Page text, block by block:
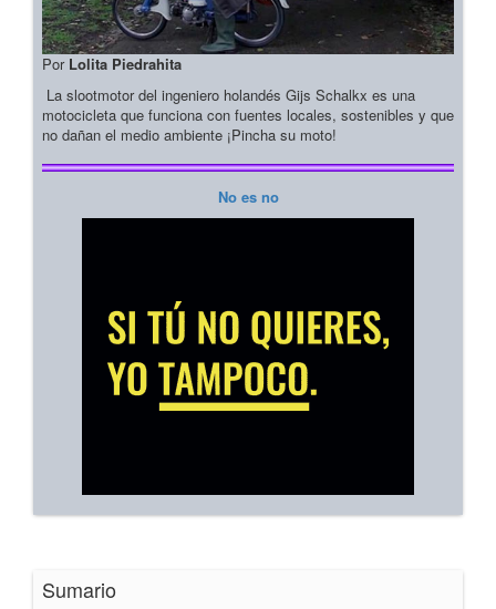
Por Lolita Piedrahita
La slootmotor del ingeniero holandés Gijs Schalkx es una
motocicleta que funciona con fuentes locales, sostenibles y que
no dañan el medio ambiente ¡Pincha su moto!
No es no
Sumario